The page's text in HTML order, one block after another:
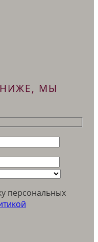
МЫ
персональных